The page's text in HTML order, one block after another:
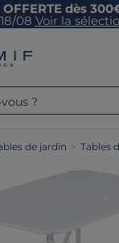
dès
18/08 Voir la
?
de jardin > Tables